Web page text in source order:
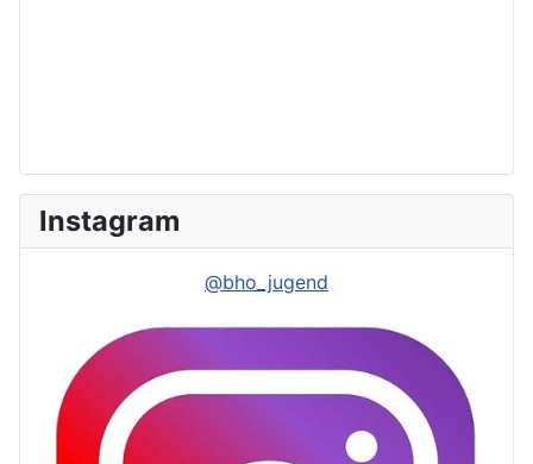
Instagram
@bho_jugend